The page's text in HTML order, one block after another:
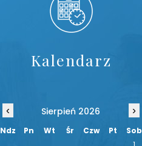
Kalendarz
‹ Sierpień 2026 ›
Ndz Pn Wt Śr Czw Pt
Sob